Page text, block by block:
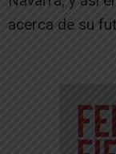
acerca de su